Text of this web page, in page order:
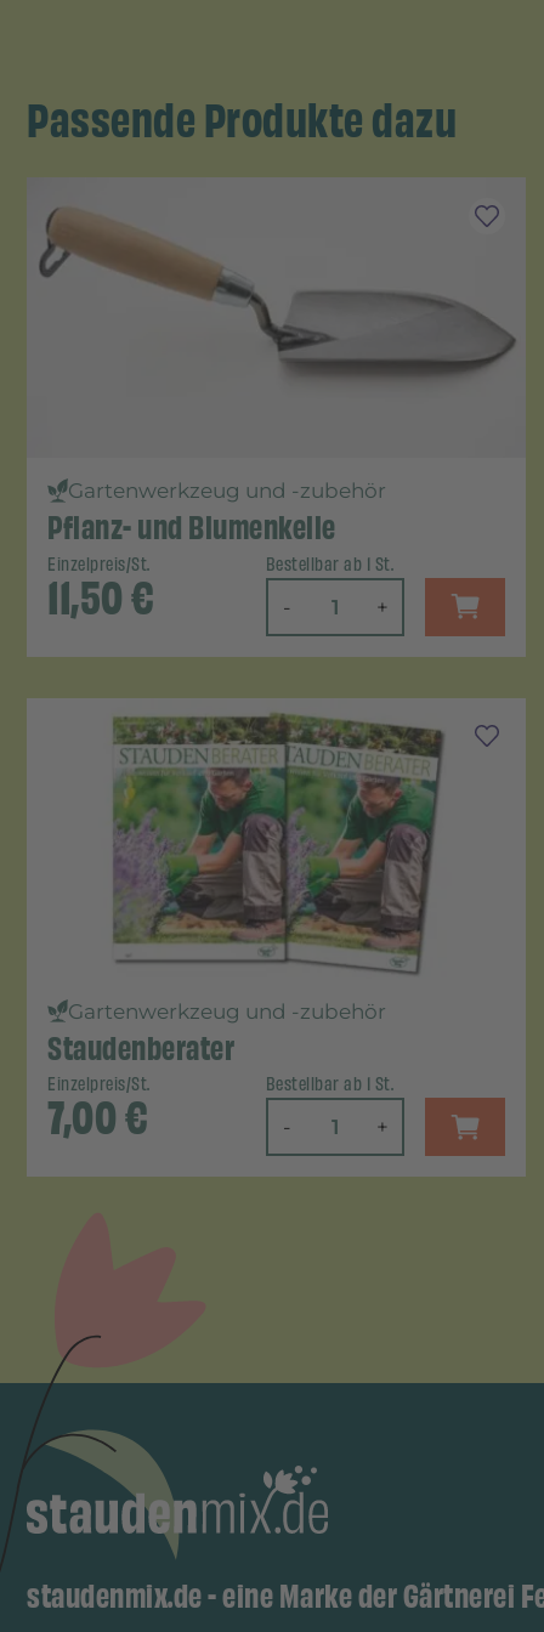
Passende Produkte dazu
Gartenwerkzeug und -zubehör
Pflanz- und Blumenkelle
Einzelpreis/St.
11,50€
Bestellbar ab 1 St.
- +
Gartenwerkzeug und -zubehör
Staudenberater
Einzelpreis/St.
7,00€
Bestellbar ab 1 St.
- +
staudenmix.de - eine Marke der Gärtnerei